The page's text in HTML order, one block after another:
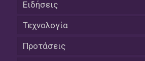
Ειδήσεις
Τεχνολογία
Προτάσεις